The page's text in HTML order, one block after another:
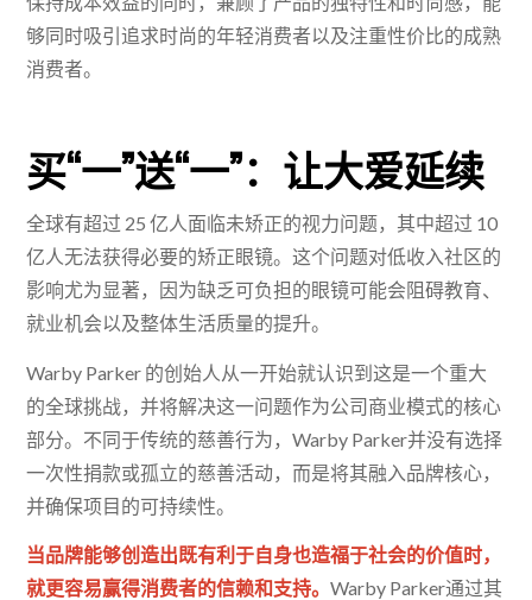
够同时吸引追求时尚的年轻消费者以及注重性价比的成熟
消费者。
买“一”送“一”：让大爱延续
全球有超过 25 亿人面临未矫正的视力问题，其中超过 10
亿人无法获得必要的矫正眼镜。这个问题对低收入社区的
影响尤为显著，因为缺乏可负担的眼镜可能会阻碍教育、
就业机会以及整体生活质量的提升。
Warby Parker 的创始人从一开始就认识到这是一个重大
的全球挑战，并将解决这一问题作为公司商业模式的核心
部分。不同于传统的慈善行为，Warby Parker并没有选择
一次性捐款或孤立的慈善活动，而是将其融入品牌核心，
并确保项目的可持续性。
当品牌能够创造出既有利于自身也造福于社会的价值时，
就更容易赢得消费者的信赖和支持。Warby Parker通过其